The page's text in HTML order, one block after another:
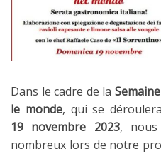
Dans le cadre de la
le monde, qui se déroulera
19 novembre 2023,
nombreux lors de notre